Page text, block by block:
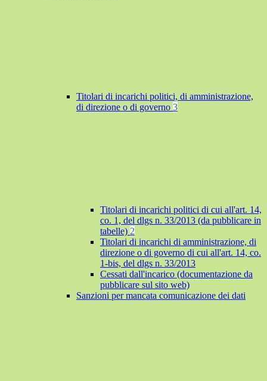
Titolari di incarichi politici, di amministrazione,
di direzione o di governo 3
Titolari di incarichi politici di cui all'art. 14,
co. 1, del dlgs n. 33/2013 (da pubblicare in
tabelle) 2
Titolari di incarichi di amministrazione, di
direzione o di governo di cui all'art. 14, co.
1-bis, del dlgs n. 33/2013
Cessati dall'incarico (documentazione da
pubblicare sul sito web)
Sanzioni per mancata comunicazione dei dati